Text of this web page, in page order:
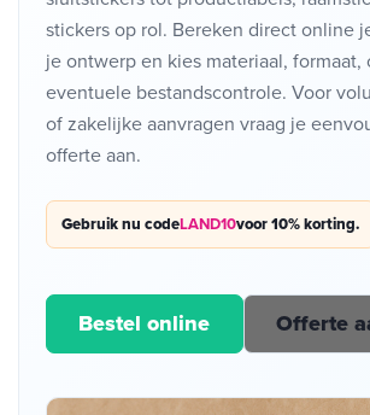
stickers op rol. Bereken direct online
je ontwerp en kies materiaal, formaat,
eventuele bestandscontrole. Voor
of zakelijke aanvragen vraag je
offerte aan.
Gebruik nu codeLAND10voor 10% korting.
Bestel online Offerte